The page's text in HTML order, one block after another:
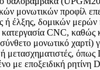
μονωτικών προφίλ
ή έλξης, δομικών μερών
CNC, καθώς
μονωτικό χαρτί)
ή μετασχηματιστές,
με εποξειδική ρητίνη